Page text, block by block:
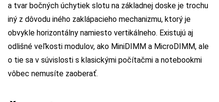
a tvar bočných úchytiek slotu na základnej doske je trochu
iný z dôvodu iného zaklápacieho mechanizmu, ktorý je
obvykle horizontálny namiesto vertikálneho. Existujú aj
odlišné veľkosti modulov, ako MiniDIMM a MicroDIMM, ale
o tie sa v súvislosti s klasickými počítačmi a notebookmi
vôbec nemusíte zaoberať.